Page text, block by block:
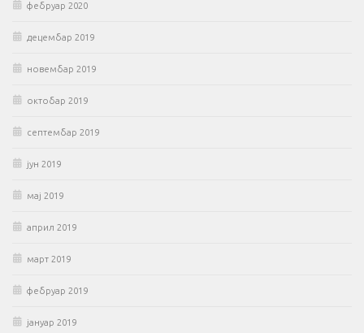
фебруар 2020
децембар 2019
новембар 2019
октобар 2019
септембар 2019
јун 2019
мај 2019
април 2019
март 2019
фебруар 2019
јануар 2019